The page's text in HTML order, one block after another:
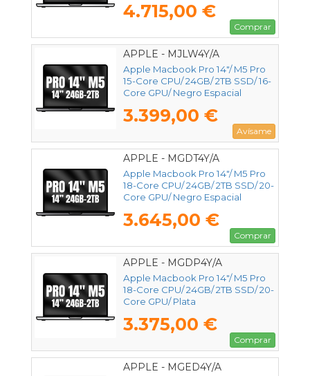
4.715,00 €
Comprar
APPLE - MJLW4Y/A
Apple Macbook Pro 14"/ M5 Pro
15-Core CPU/ 24GB/ 2TB SSD/ 16-
Core GPU/ Negro Espacial
3.399,00 €
Avísame
APPLE - MGDT4Y/A
Apple Macbook Pro 14"/ M5 Pro
18-Core CPU/ 24GB/ 2TB SSD/ 20-
Core GPU/ Negro Espacial
3.645,00 €
Comprar
APPLE - MGDP4Y/A
Apple Macbook Pro 14"/ M5 Pro
18-Core CPU/ 24GB/ 2TB SSD/ 20-
Core GPU/ Plata
3.375,00 €
Comprar
APPLE - MGED4Y/A